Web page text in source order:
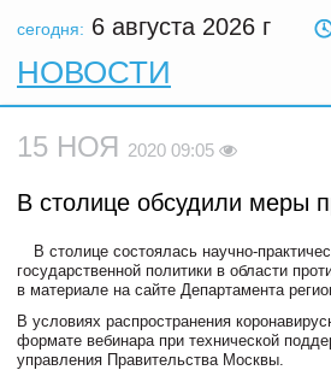
сегодня: 6 августа 2026 г
НОВОСТИ
15 НОЯ 2020 09:05
В столице обсудили меры
В столице состоялась научно-
государственной политики в области
в материале на сайте Департамента
В условиях распространения
формате вебинара при технической
управления Правительства Москвы.